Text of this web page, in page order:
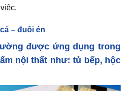
– đuôi én
được ứng dụng trong
nội thất như: tủ bếp, hộc